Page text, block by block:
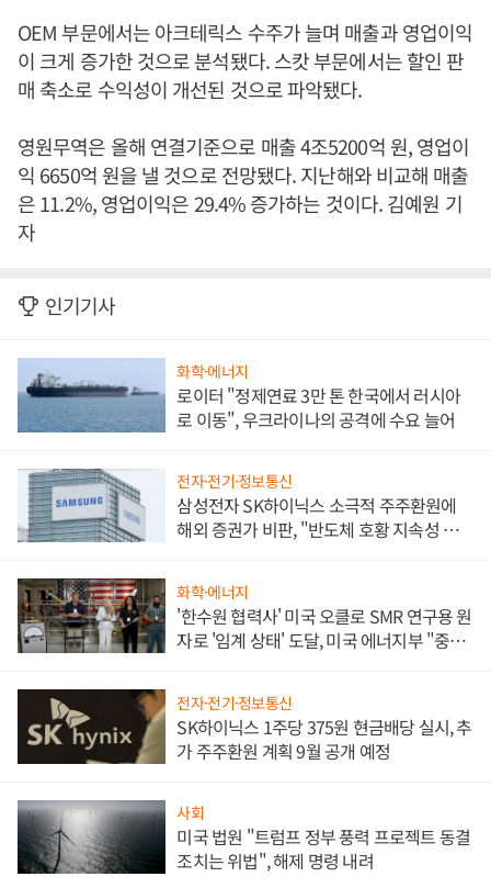
OEM 부문에서는 아크테릭스 수주가 늘며 매출과 영업이익
이 크게 증가한 것으로 분석됐다. 스캇 부문에서는 할인 판
매 축소로 수익성이 개선된 것으로 파악됐다.
영원무역은 올해 연결기준으로 매출 4조5200억 원, 영업이
익 6650억 원을 낼 것으로 전망됐다. 지난해와 비교해 매출
은 11.2%, 영업이익은 29.4% 증가하는 것이다. 김예원 기
자
인기기사
화학·에너지
로이터 "정제연료 3만 톤 한국에서 러시아
로 이동", 우크라이나의 공격에 수요 늘어
전자·전기·정보통신
삼성전자 SK하이닉스 소극적 주주환원에
해외 증권가 비판, "반도체 호황 지속성 의
화학·에너지
'한수원 협력사' 미국 오클로 SMR 연구용 원
자로 '임계 상태' 도달, 미국 에너지부 "중요
전자·전기·정보통신
SK하이닉스 1주당 375원 현금배당 실시, 추
가 주주환원 계획 9월 공개 예정
사회
미국 법원 "트럼프 정부 풍력 프로젝트 동결
조치는 위법", 해제 명령 내려